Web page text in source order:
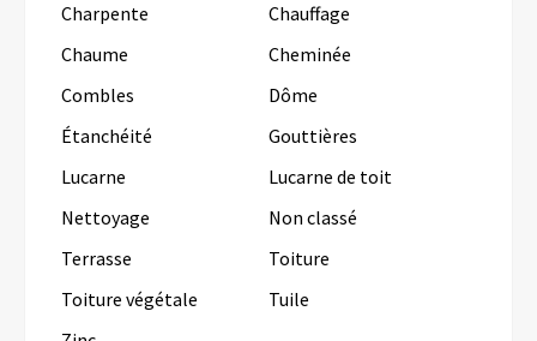
Charpente
Chauffage
Chaume
Cheminée
Combles
Dôme
Étanchéité
Gouttières
Lucarne
Lucarne de toit
Nettoyage
Non classé
Terrasse
Toiture
Toiture végétale
Tuile